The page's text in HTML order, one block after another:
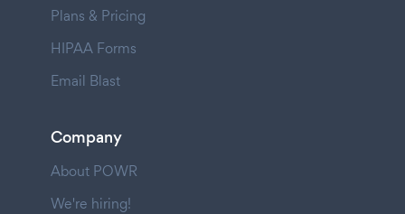
Plans & Pricing
HIPAA Forms
Email Blast
Company
About POWR
We're hiring!